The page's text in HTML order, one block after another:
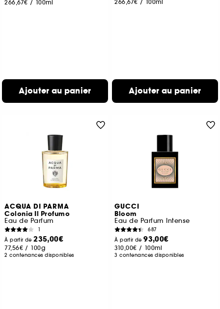
266,67€ / 100ml
Ajouter au panier
266,67€ / 100ml
Ajouter au panier
ACQUA DI PARMA
Colonia Il Profumo
Eau de Parfum
1
À partir de235,00€
77,56€ / 100g
2 contenances disponibles
GUCCI
Bloom
Eau de Parfum Intense
687
À partir de93,00€
310,00€ / 100ml
3 contenances disponibles